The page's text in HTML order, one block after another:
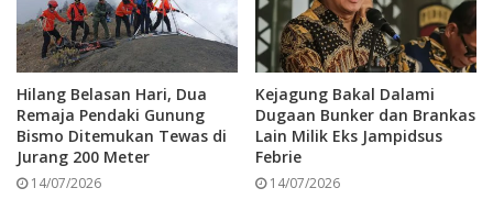
tidak hanya bersifat seremonial dan hura Hura
saja tetapi lebih mengarah kepada kegiatan
yang membawa manfaat bagi masyarakat.
“Kita betul-betul bagaimana supaya kegiatan
Hilang Belasan Hari, Dua
Remaja Pendaki Gunung
Bismo Ditemukan Tewas di
Jurang 200 Meter
14/07/2026
Kejagung Bakal Dalami
Dugaan Bunker dan Brankas
Lain Milik Eks Jampidsus
Febrie
14/07/2026